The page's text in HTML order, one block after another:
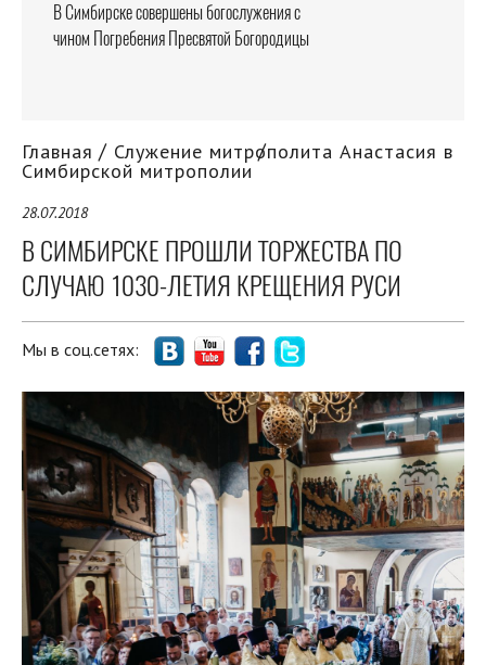
В Симбирске совершены богослужения с
чином Погребения Пресвятой Богородицы
Главная Служение митрополита Анастасия в
Симбирской митрополии
28.07.2018
В СИМБИРСКЕ ПРОШЛИ ТОРЖЕСТВА ПО
СЛУЧАЮ 1030-ЛЕТИЯ КРЕЩЕНИЯ РУСИ
Мы в соц.сетях: